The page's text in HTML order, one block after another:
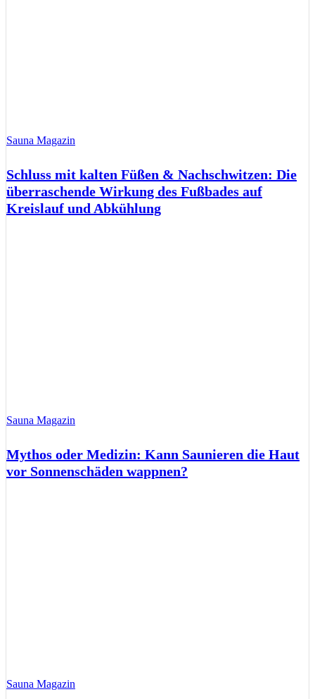
Sauna Magazin
Schluss mit kalten Füßen & Nachschwitzen: Die
überraschende Wirkung des Fußbades auf
Kreislauf und Abkühlung
Sauna Magazin
Mythos oder Medizin: Kann Saunieren die Haut
vor Sonnenschäden wappnen?
Sauna Magazin